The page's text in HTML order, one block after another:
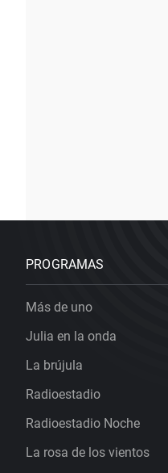
PROGRAMAS
Más de uno
Julia en la onda
La brújula
Radioestadio
Radioestadio Noche
La rosa de los vientos